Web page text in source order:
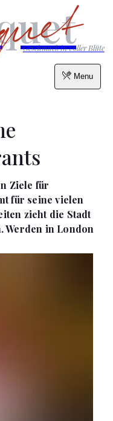
Menu
Geschmack in voller Blüte
Ziele für
für seine vielen
zieht die Stadt
Werden in London